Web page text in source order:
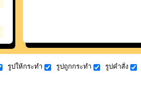
รูปให้กระทำ รูปถูกกระทำ รูปคำสั่ง